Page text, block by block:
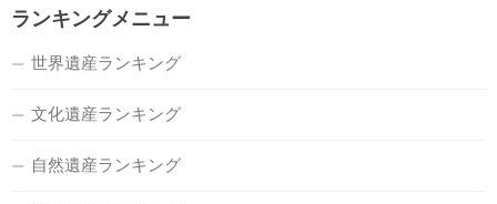
ランキングメニュー
世界遺産ランキング
文化遺産ランキング
自然遺産ランキング